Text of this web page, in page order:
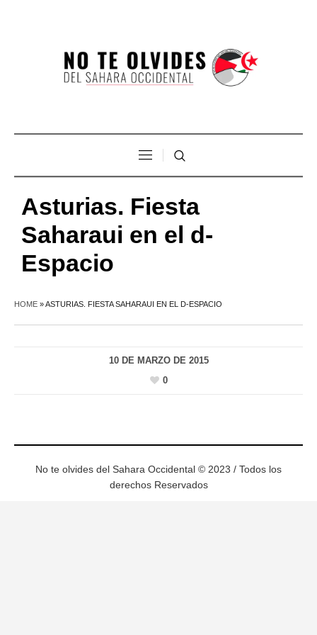
Asturias. Fiesta
Saharaui en el d-
Espacio
HOME »ASTURIAS. FIESTA SAHARAUI EN EL D-ESPACIO
10 DE MARZO DE 2015
0
No te olvides del Sahara Occidental © 2023 / Todos los
derechos Reservados